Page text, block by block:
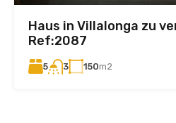
Haus in Villalonga zu
Ref:2087
5 3 150m2